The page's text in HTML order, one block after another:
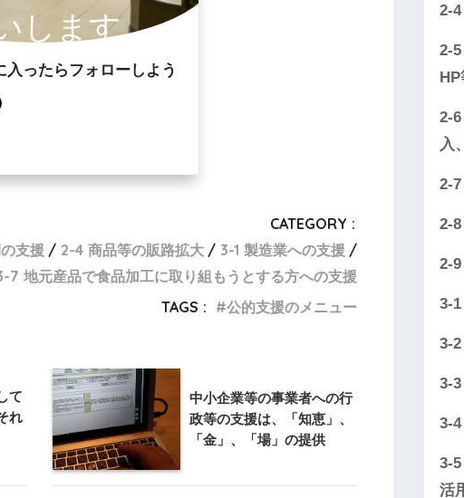
します。
入ったらフォローしよう
CATEGORY :
支援
2-4 商品等の販路拡大
3-1 製造業への支援
7 地元産品で食品加工に取り組もうとする方への支援
TAGS :
公的支援のメニュー
て
れ
中小企業等の事業者への行
政等の支援は、「知恵」、
「金」、「場」の提供
2-
2-
HP
2-
入
2-
2-
2-
3-
3-
3-
3-
3-
活